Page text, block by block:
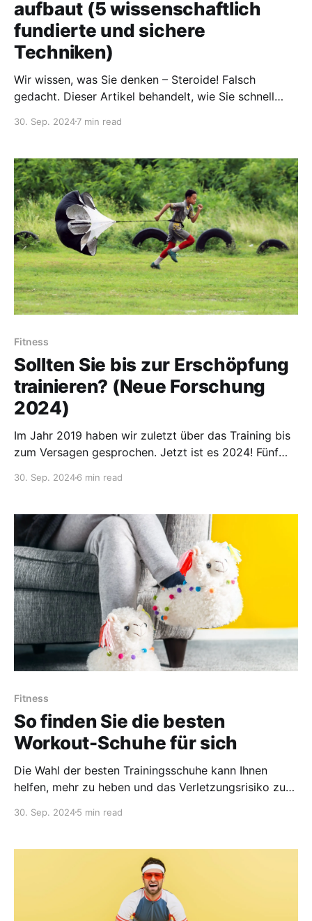
aufbaut (5 wissenschaftlich
fundierte und sichere
Techniken)
Wir wissen, was Sie denken – Steroide! Falsch
gedacht. Dieser Artikel behandelt, wie Sie schnell
wissenschaftlich fundierten und sicheren Techniken.
30. Sep. 20247 min read
Fitness
Sollten Sie bis zur Erschöpfung
trainieren? (Neue Forschung
2024)
Im Jahr 2019 haben wir zuletzt über das Training bis
zum Versagen gesprochen. Jetzt ist es 2024! Fünf
unsere Haltung geändert? Antworten hier finden.
30. Sep. 20246 min read
Fitness
So finden Sie die besten
Workout-Schuhe für sich
Die Wahl der besten Trainingsschuhe kann Ihnen
helfen, mehr zu heben und das Verletzungsrisiko zu
Gewichtheberschuhe als auch Laufschuhe finden.
30. Sep. 20245 min read